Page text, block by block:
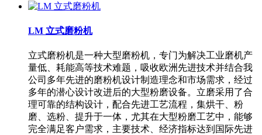
LM 立式磨粉机
立式磨粉机是一种大型磨粉机，专门为解决工业磨机产
量低、耗能高等技术难题，吸收欧洲先进技术并结合我
公司多年先进的磨粉机设计制造理念和市场需求，经过
多年的潜心设计改进后的大型粉磨设备。立磨采用了合
理可靠的结构设计，配合先进工艺流程，集烘干、粉
磨、选粉、提升于一体，尤其在大型粉磨工艺中，能够
完全满足客户需求，主要技术、经济指标达到国际先进